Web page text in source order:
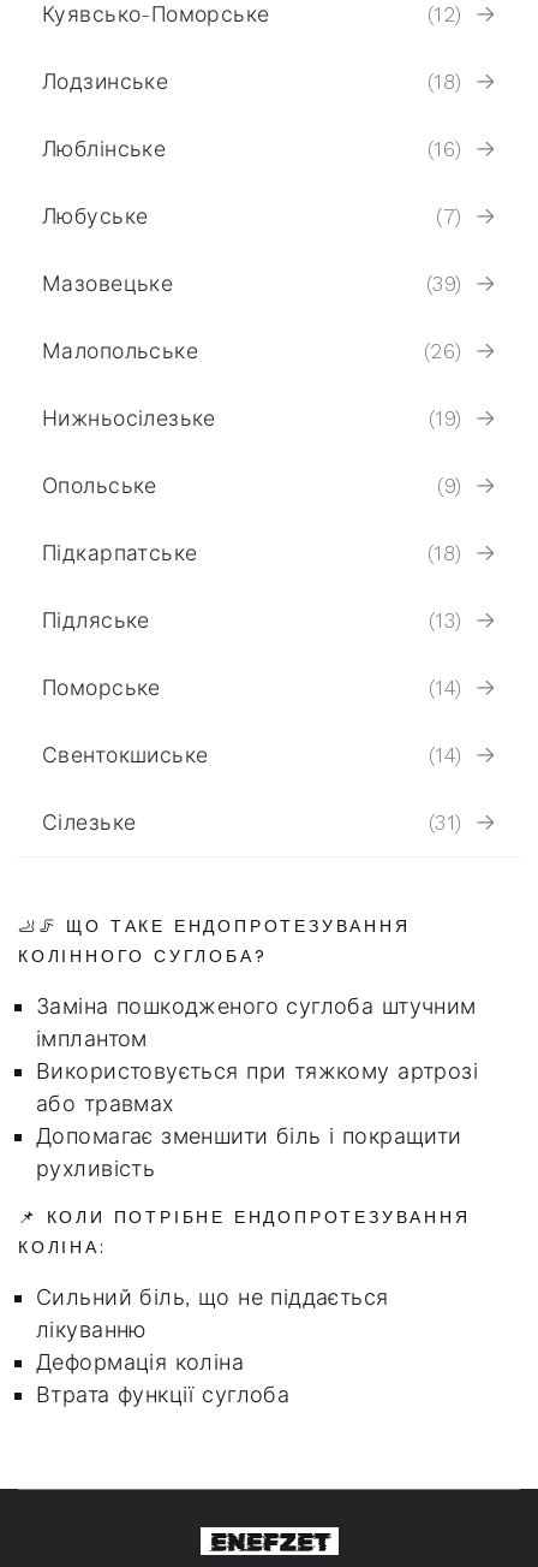
Куявсько-Поморське (12)
Лодзинське (18)
Люблінське (16)
Любуське (7)
Мазовецьке (39)
Малопольське (26)
Нижньосілезьке (19)
Опольське (9)
Підкарпатське (18)
Підляське (13)
Поморське (14)
Свентокшиське (14)
Сілезьке (31)
🦶🦵 ЩО ТАКЕ ЕНДОПРОТЕЗУВАННЯ
КОЛІННОГО СУГЛОБА?
Заміна пошкодженого суглоба штучним
імплантом
Використовується при тяжкому артрозі
або травмах
Допомагає зменшити біль і покращити
рухливість
📌 КОЛИ ПОТРІБНЕ ЕНДОПРОТЕЗУВАННЯ
КОЛІНА:
Сильний біль, що не піддається
лікуванню
Деформація коліна
Втрата функції суглоба